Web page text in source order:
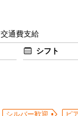
通費支給
シフト
シルバー歓迎
ピ